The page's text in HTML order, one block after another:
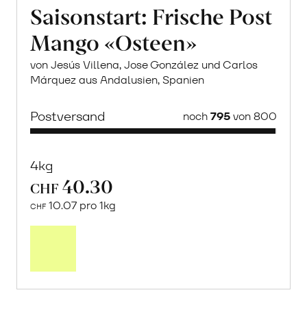
Saisonstart: Frische Post
Mango «Osteen»
von Jesús Villena, Jose González und Carlos
Márquez aus Andalusien, Spanien
Postversand noch795von 800
4kg
CHF 40.30
CHF 10.07 pro 1kg
Post